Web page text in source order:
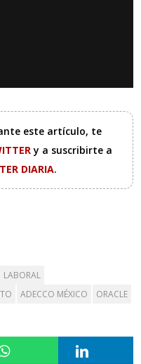
este artículo, te
y a suscribirte a
DIARIA.
LABORAL
ADECCO MÉXICO
ORACLE